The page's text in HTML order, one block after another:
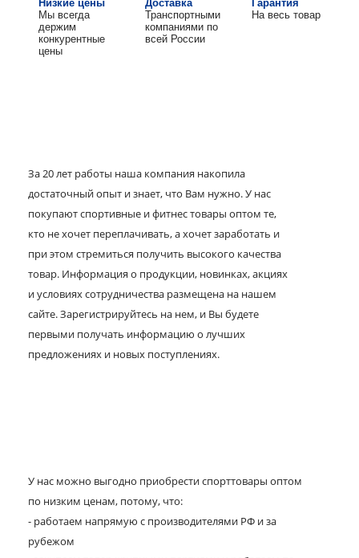
Низкие цены
Мы всегда
держим
конкурентные
цены
Доставка
Транспортными
компаниями по
всей России
Гарантия
На весь товар
За 20 лет работы наша компания накопила
достаточный опыт и знает, что Вам нужно. У нас
покупают спортивные и фитнес товары оптом те,
кто не хочет переплачивать, а хочет заработать и
при этом стремиться получить высокого качества
товар. Информация о продукции, новинках, акциях
и условиях сотрудничества размещена на нашем
сайте. Зарегистрируйтесь на нем, и Вы будете
первыми получать информацию о лучших
предложениях и новых поступлениях.
У нас можно выгодно приобрести спорттовары оптом
по низким ценам, потому, что:
- работаем напрямую с производителями РФ и за
рубежом